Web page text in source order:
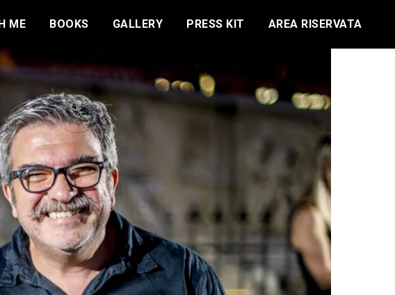
ME BOOKS GALLERY PRESS KIT AREA RISERVATA